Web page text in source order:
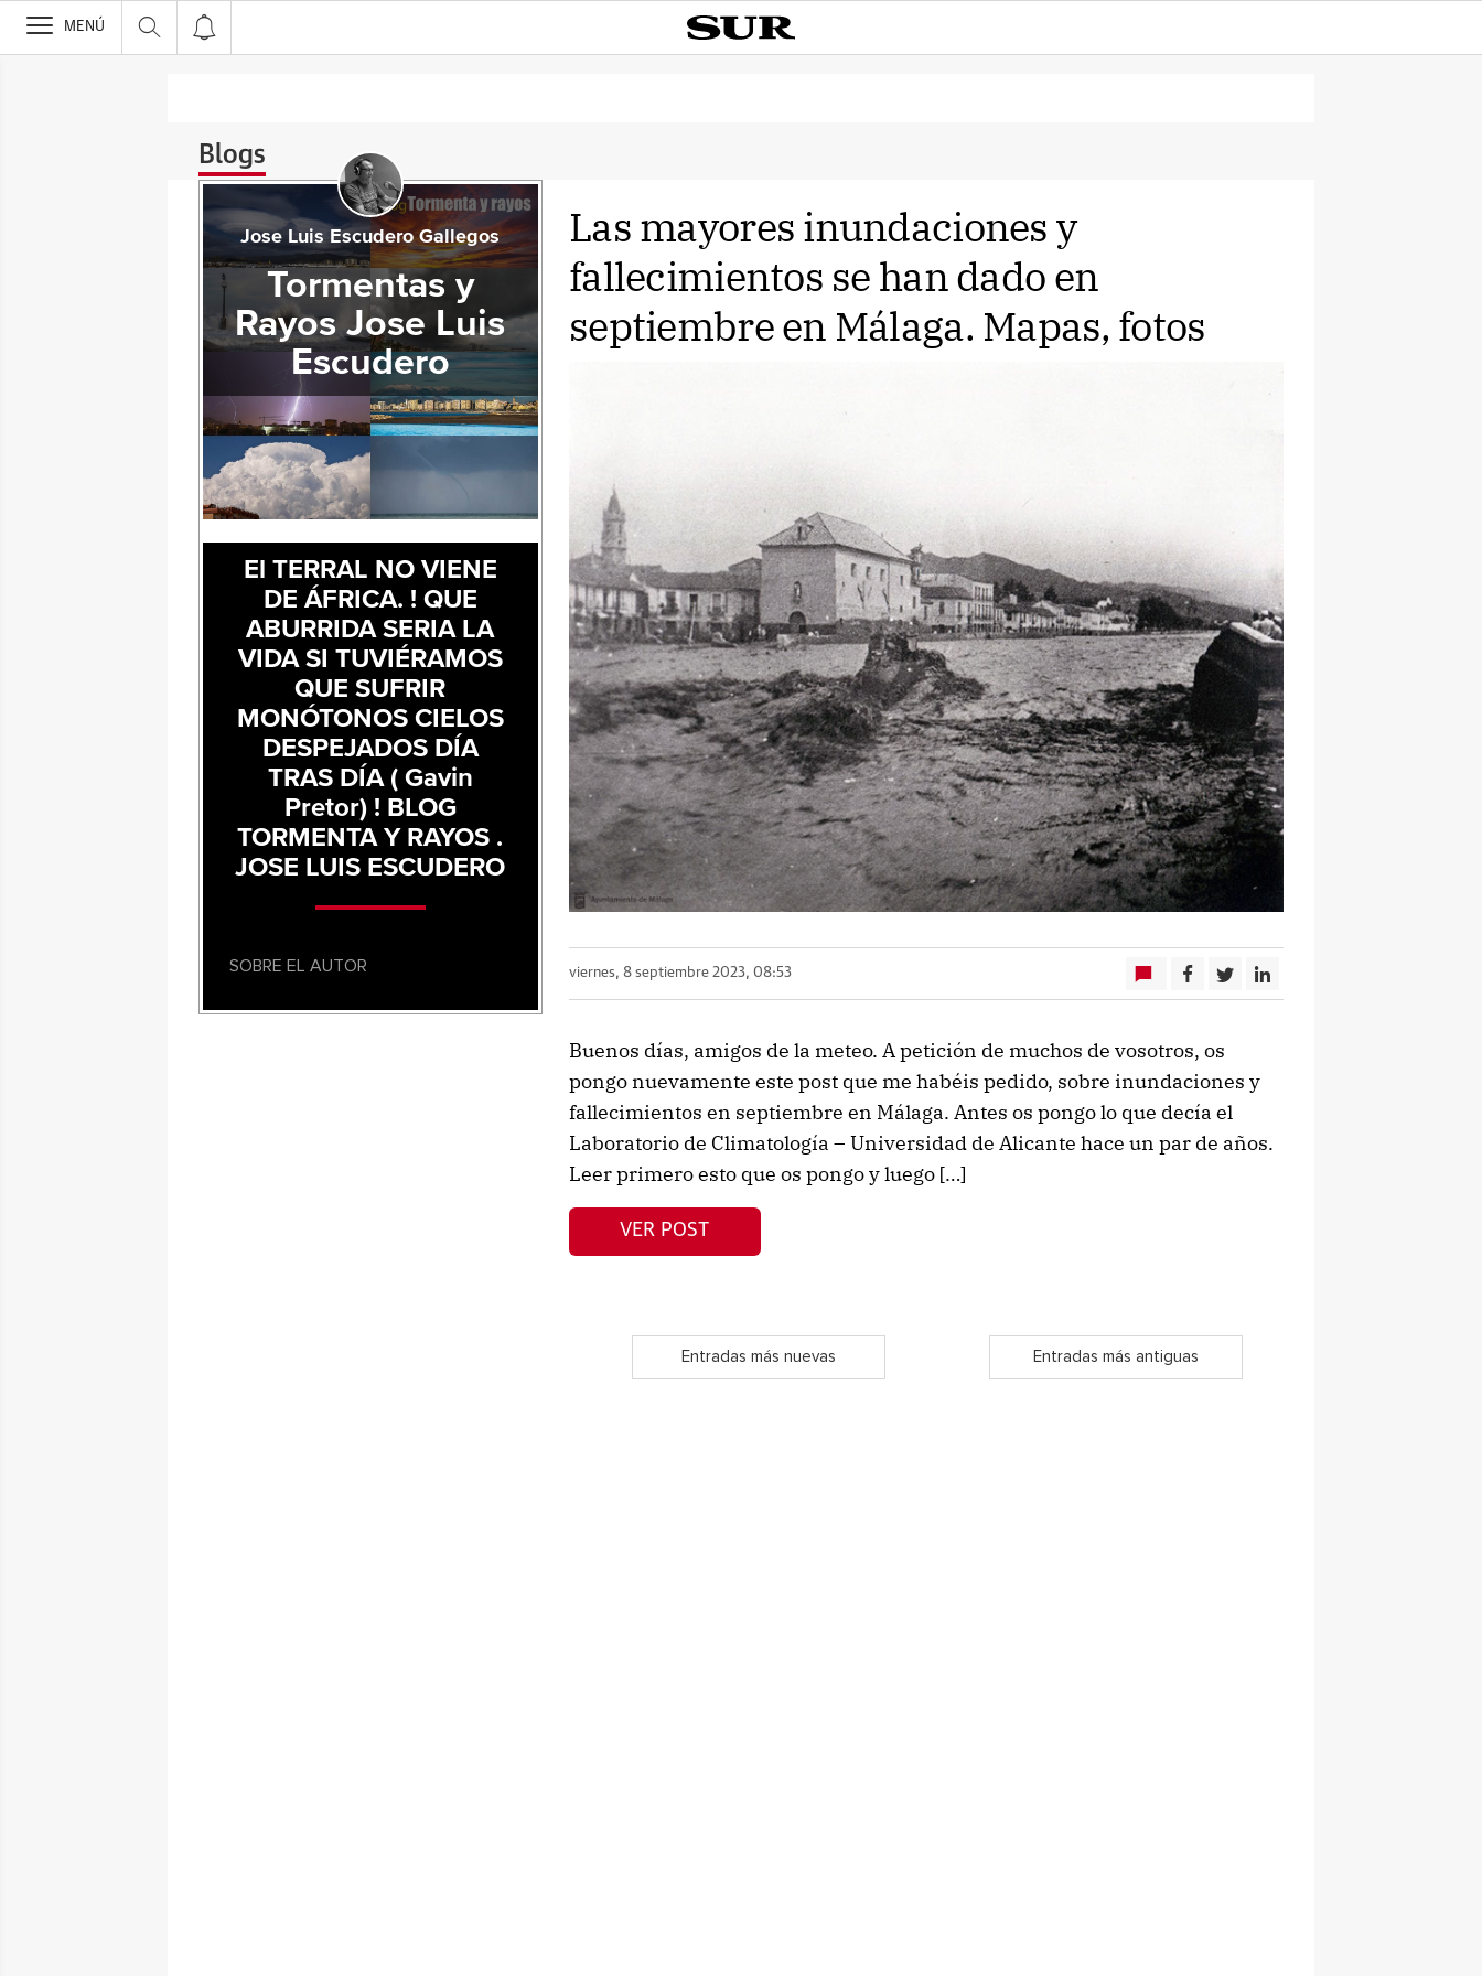
>
MENÚ
Blogs
Las mayores inundaciones y
fallecimientos se han dado en
septiembre en Málaga. Mapas, fotos
viernes, 8 septiembre 2023, 08:53
Buenos días, amigos de la meteo. A petición de muchos de vosotros, os
pongo nuevamente este post que me habéis pedido, sobre inundaciones y
fallecimientos en septiembre en Málaga. Antes os pongo lo que decía el
Laboratorio de Climatología – Universidad de Alicante hace un par de años.
Leer primero esto que os pongo y luego […]
VER POST
Entradas más nuevas Entradas más antiguas
Jose Luis Escudero Gallegos
Tormentas y
Rayos Jose Luis
Escudero
El TERRAL NO VIENE
DE ÁFRICA. ! QUE
ABURRIDA SERIA LA
VIDA SI TUVIÉRAMOS
QUE SUFRIR
MONÓTONOS CIELOS
DESPEJADOS DÍA
TRAS DÍA ( Gavin
Pretor) ! BLOG
TORMENTA Y RAYOS .
JOSE LUIS ESCUDERO
SOBRE EL AUTOR